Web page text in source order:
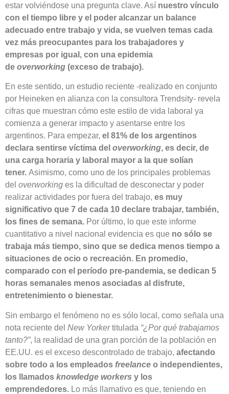
estar volviéndose una pregunta clave. Así nuestro vínculo
con el tiempo libre y el poder alcanzar un balance
adecuado entre trabajo y vida, se vuelven temas cada
vez más preocupantes para los trabajadores y
empresas por igual, con una epidemia
de overworking (exceso de trabajo).
En este sentido, un estudio reciente -realizado en conjunto
por Heineken en alianza con la consultora Trendsity- revela
cifras que muestran cómo este estilo de vida laboral ya
comienza a generar impacto y asentarse entre los
argentinos. Para empezar, el 81% de los argentinos
declara sentirse víctima del overworking, es decir, de
una carga horaria y laboral mayor a la que solían
tener. Asimismo, como uno de los principales problemas
del overworking es la dificultad de desconectar y poder
realizar actividades por fuera del trabajo, es muy
significativo que 7 de cada 10 declare trabajar, también,
los fines de semana. Por último, lo que este informe
cuantitativo a nivel nacional evidencia es que no sólo se
trabaja más tiempo, sino que se dedica menos tiempo a
situaciones de ocio o recreación. En promedio,
comparado con el período pre-pandemia, se dedican 5
horas semanales menos asociadas al disfrute,
entretenimiento o bienestar.
Sin embargo el fenómeno no es sólo local, como señala una
nota reciente del New Yorkertitulada “¿Por qué trabajamos
tanto?”, la realidad de una gran porción de la población en
EE.UU. es el exceso descontrolado de trabajo, afectando
sobre todo a los empleados freelance o independientes,
los llamados knowledge workers y los
emprendedores. Lo más llamativo es que, teniendo en